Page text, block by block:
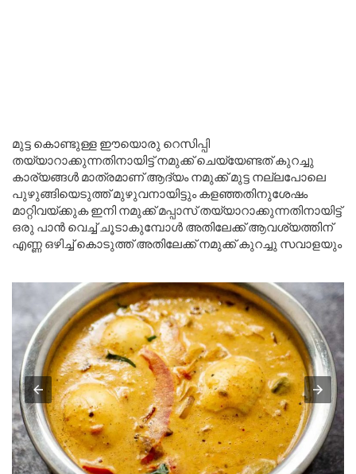
മുട്ട കൊണ്ടുള്ള ഈയൊരു റെസിപ്പി
തയ്യാറാക്കുന്നതിനായിട്ട് നമുക്ക് ചെയ്യേണ്ടത് കുറച്ചു
കാര്യങ്ങൾ മാത്രമാണ് ആദ്യം നമുക്ക് മുട്ട നല്ലപോലെ
പുഴുങ്ങിയെടുത്ത് മുഴുവനായിട്ടും കളഞ്ഞതിനുശേഷം
മാറ്റിവയ്ക്കുക ഇനി നമുക്ക് മപ്പാസ് തയ്യാറാക്കുന്നതിനായിട്ട്
ഒരു പാൻ വെച്ച് ചൂടാകുമ്പോൾ അതിലേക്ക് ആവശ്യത്തിന്
എണ്ണ ഒഴിച്ച് കൊടുത്ത് അതിലേക്ക് നമുക്ക് കുറച്ചു സവാളയും